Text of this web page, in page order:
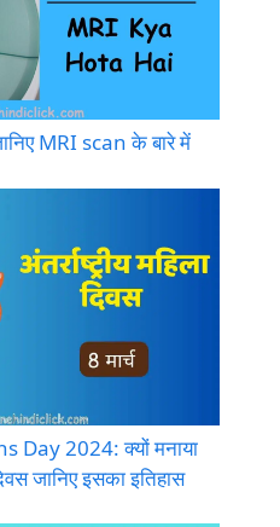
MRI scan के बारे में
2024: क्यों मनाया
जानिए इसका इतिहास